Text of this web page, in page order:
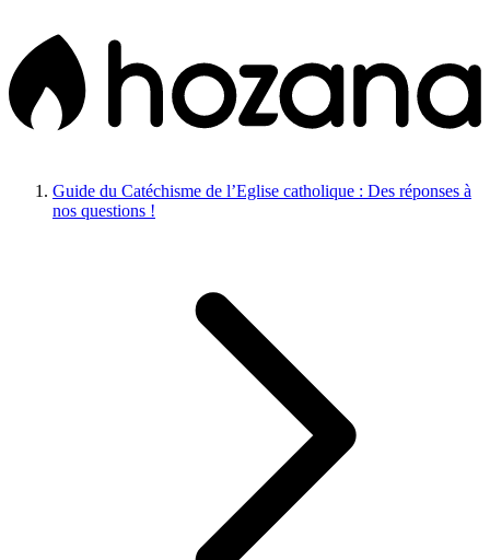
Guide du Catéchisme de l’Eglise catholique : Des réponses à
nos questions !